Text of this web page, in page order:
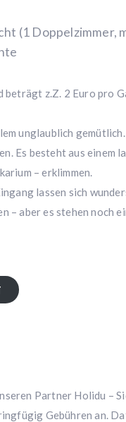
(1
z.Z. 2 Euro pro
unglaublich
Es besteht aus einem
– erklimmen.
lassen sich
– aber es stehen noch
Partner Holidu –
Gebühren an.